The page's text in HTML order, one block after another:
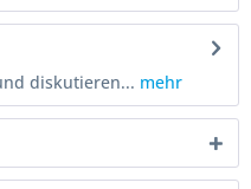
diskutieren... mehr